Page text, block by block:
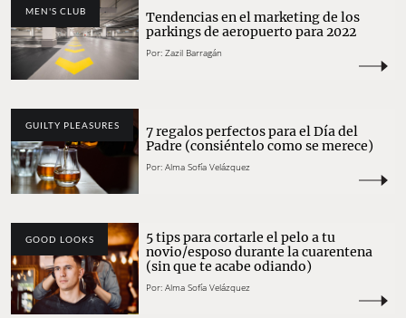
MEN'S CLUB
Tendencias en el marketing de los
parkings de aeropuerto para 2022
Por:Zazil Barragán
GUILTY PLEASURES
7 regalos perfectos para el Día del
Padre (consiéntelo como se merece)
Por:Alma Sofía Velázquez
GOOD LOOKS
5 tips para cortarle el pelo a tu
novio/esposo durante la cuarentena
(sin que te acabe odiando)
Por:Alma Sofía Velázquez